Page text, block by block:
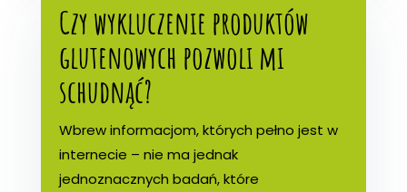
Czy wykluczenie produktów
glutenowych pozwoli mi
schudnąć?
Wbrew informacjom, których pełno jest w
internecie – nie ma jednak
jednoznacznych badań, które